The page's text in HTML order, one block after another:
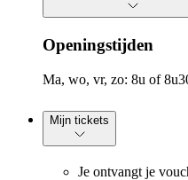
Openingstijden
Ma, wo, vr, zo: 8u of
Mijn tickets
Je ontvangt je